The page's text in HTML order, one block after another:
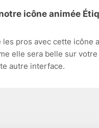
icône animée
les pros avec cette icône
elle sera belle sur
autre interface.